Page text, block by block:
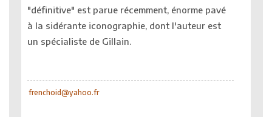
"définitive" est parue récemment, énorme pavé
à la sidérante iconographie, dont l'auteur est
un spécialiste de Gillain.
frenchoid@yahoo.fr